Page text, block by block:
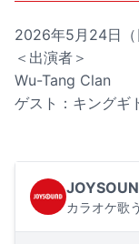
2026年5月24日（
＜出演者＞
Wu-Tang Clan
ゲスト：キング
カラオケ歌